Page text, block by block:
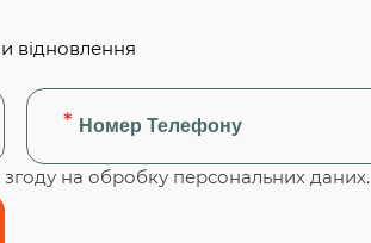
відновлення
на обробку персональних даних.